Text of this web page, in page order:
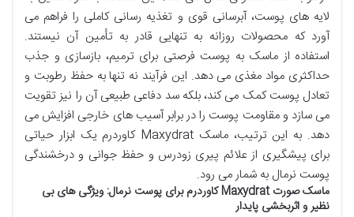
لایه های پوست، آبرسانی قوی و تغذیه رسانی کاملی را فراهم می
آورد که محصولات روزانه به تنهایی قادر به تأمین آن نیستند.
استفاده از ماسک به پوست فرصتی برای ترمیم، بازسازی و جذب
حداکثری مواد مغذی می دهد. این فرآیند نه تنها به حفظ رطوبت و
تعادل پوست کمک می کند، بلکه سد دفاعی طبیعی آن را نیز تقویت
می سازد و مقاومت پوست را در برابر آسیب های خارجی افزایش می
دهد. به این ترتیب، ماسک Maxydrat کاوردرم یک ابزار حیاتی
برای پیشگیری از علائم پیری زودرس و حفظ جوانی و درخشندگی
پوست نرمال به شمار می رود.
ماسک صورت Maxydrat کاوردرم برای پوست نرمال: ویژگی های بی
نظیر و اثربخشی پایدار